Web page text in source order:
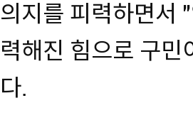
의지를 피력하면서
력해진 힘으로 구
다.